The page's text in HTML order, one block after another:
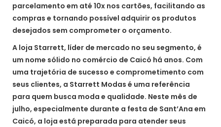
parcelamento em até 10x nos cartões, facilitando as
compras e tornando possível adquirir os produtos
desejados sem comprometer o orçamento.
A loja Starrett, líder de mercado no seu segmento, é
um nome sólido no comércio de Caicó há anos. Com
uma trajetória de sucesso e comprometimento com
seus clientes, a Starrett Modas é uma referência
para quem busca moda e qualidade. Neste mês de
julho, especialmente durante a festa de Sant’Ana em
Caicó, a loja está preparada para atender seus